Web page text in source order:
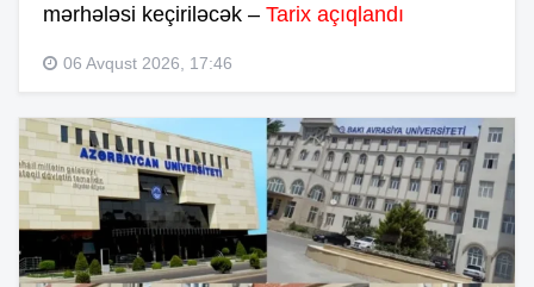
mərhələsi keçiriləcək – Tarix açıqlandı
06 Avqust 2026, 17:46